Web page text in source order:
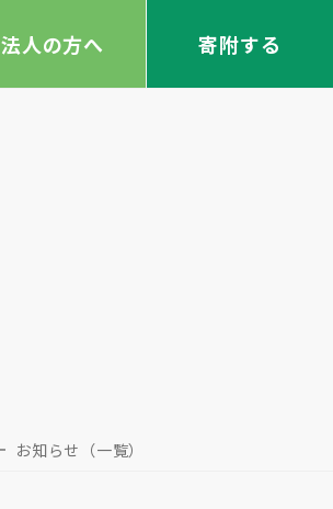
法人の方へ 寄附する
お知らせ（一覧）